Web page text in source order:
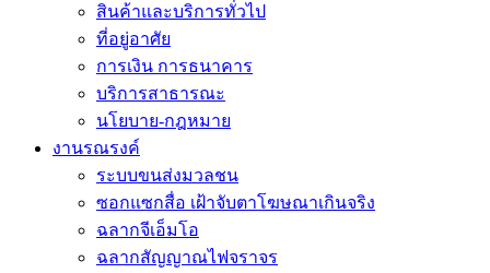
สินค้าและบริการทั่วไป
ที่อยู่อาศัย
การเงิน การธนาคาร
บริการสาธารณะ
นโยบาย-กฎหมาย
งานรณรงค์
ระบบขนส่งมวลชน
ซอกแซกสื่อ เฝ้าจับตาโฆษณาเกินจริง
ฉลากจีเอ็มโอ
ฉลากสัญญาณไฟจราจร